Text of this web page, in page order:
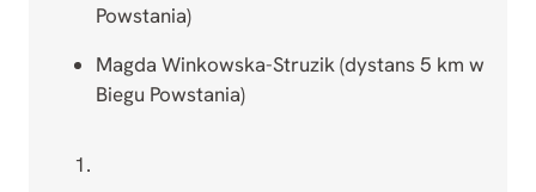
Powstania)
Magda Winkowska-Struzik (dystans 5 km w
Biegu Powstania)